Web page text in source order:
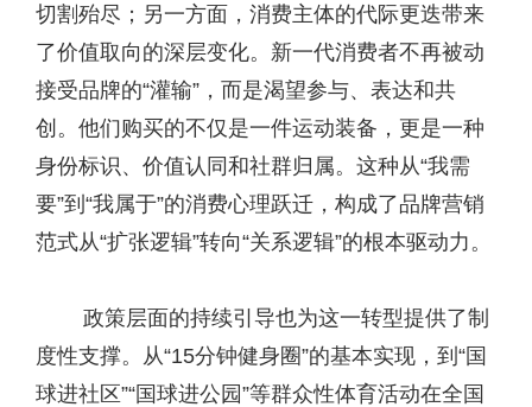
切割殆尽；另一方面，消费主体的代际更迭带来
了价值取向的深层变化。新一代消费者不再被动
接受品牌的“灌输”，而是渴望参与、表达和共
创。他们购买的不仅是一件运动装备，更是一种
身份标识、价值认同和社群归属。这种从“我需
要”到“我属于”的消费心理跃迁，构成了品牌营销
范式从“扩张逻辑”转向“关系逻辑”的根本驱动力。
政策层面的持续引导也为这一转型提供了制
度性支撑。从“15分钟健身圈”的基本实现，到“国
球进社区”“国球进公园”等群众性体育活动在全国